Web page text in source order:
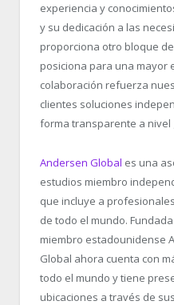
experiencia y
y su dedicación a las
proporciona otro bloque
posiciona para una mayor
colaboración refuerza
clientes soluciones
forma transparente a nivel
Andersen Global es una
estudios miembro
que incluye a
de todo el mundo.
miembro estadounidense
Global ahora cuenta con
todo el mundo y tiene
ubicaciones a través de